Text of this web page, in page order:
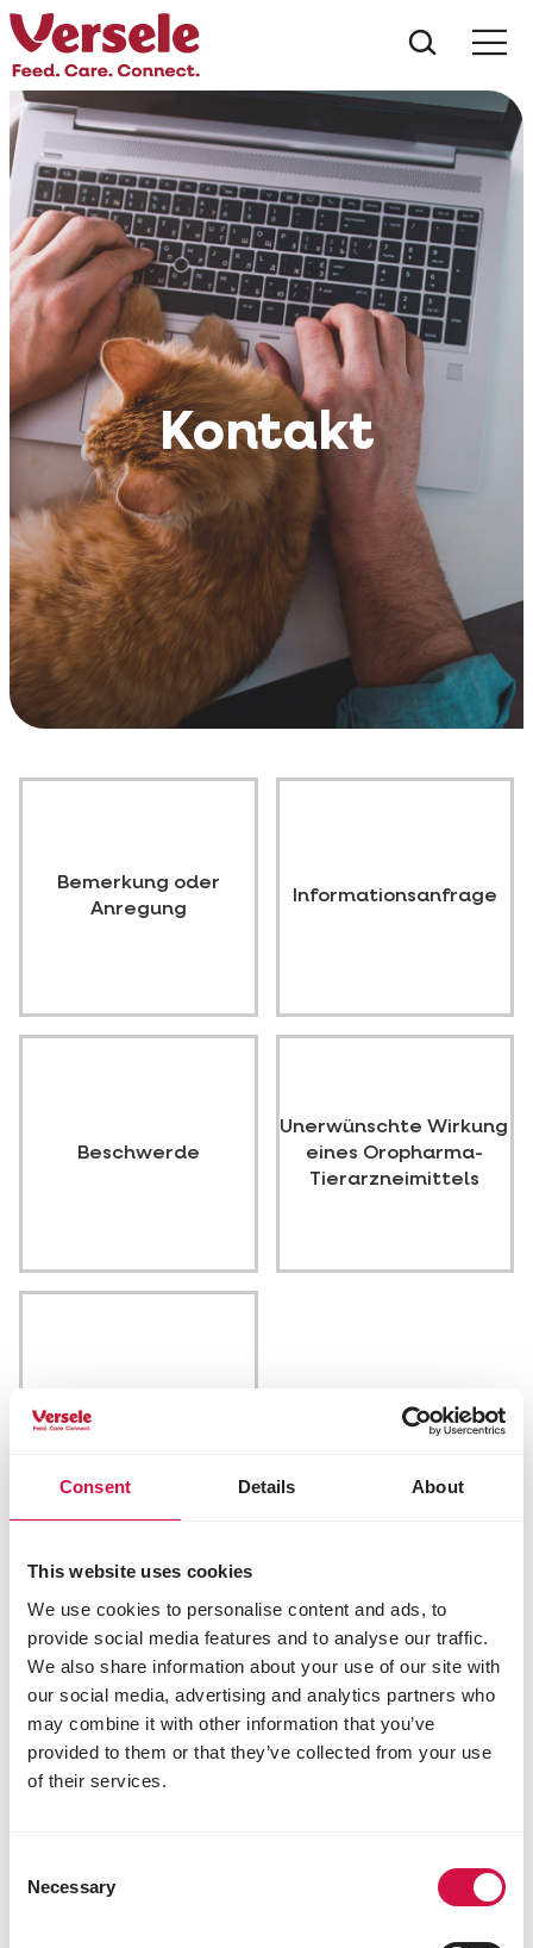
Consent Details About
This website uses cookies
We use cookies to personalise content and ads, to
provide social media features and to analyse our traffic.
We also share information about your use of our site with
our social media, advertising and analytics partners who
may combine it with other information that you’ve
provided to them or that they’ve collected from your use
of their services.
Selection
Necessary
Kontakt
Bemerkung oder
Anregung
Informationsanfrage
Beschwerde
Unerwünschte Wirkung
eines Oropharma-
Tierarzneimittels
Anderer Gegenstand
Versele
Kapellestraat 70
Deinze
Belgien